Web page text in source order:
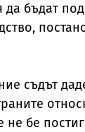
да бъдат
съдът
не бе